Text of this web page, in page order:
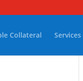
Collateral Services